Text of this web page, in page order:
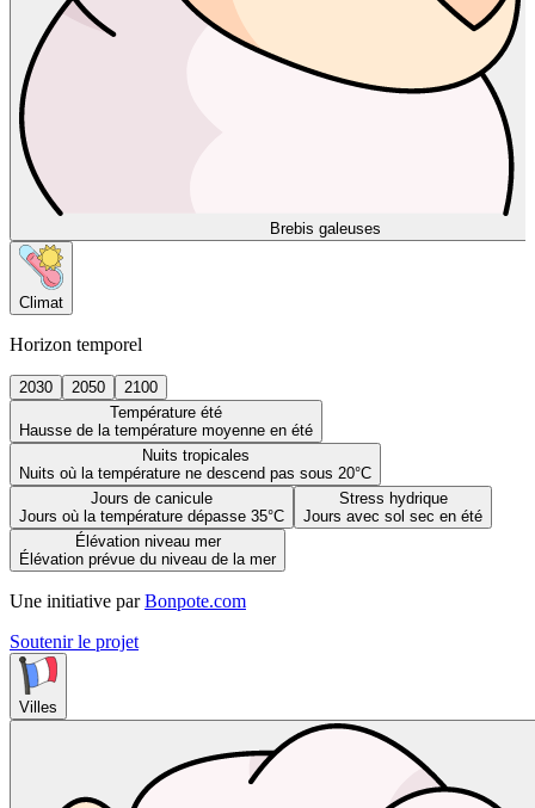
Brebis galeuses
Climat
Horizon temporel
2030 2050
2100
Température été
Hausse de la température moyenne en été
Nuits tropicales
Nuits où la température ne descend pas sous 20°C
Jours de canicule
Jours où la température dépasse 35°C
Stress hydrique
Jours avec sol sec en été
Élévation niveau mer
Élévation prévue du niveau de la mer
Une initiative par Bonpote.com
Soutenir le projet
Villes